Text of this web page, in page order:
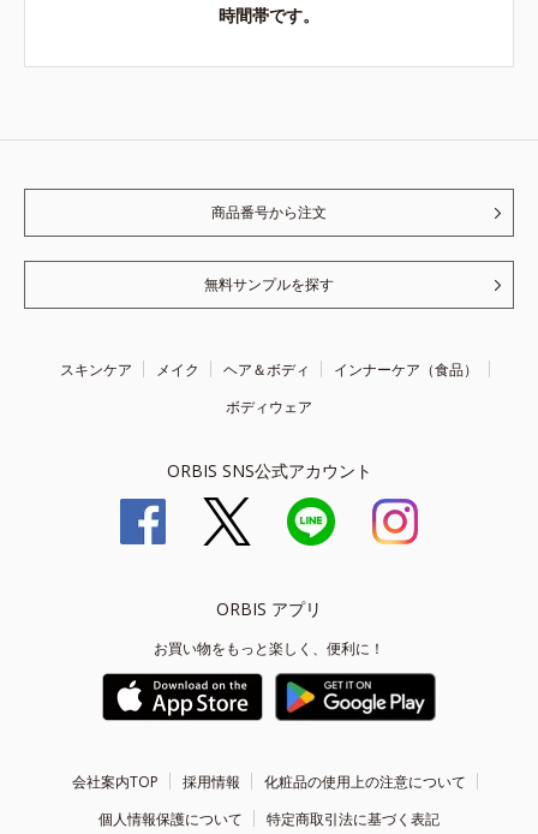
時間帯です。
商品番号から注文
無料サンプルを探す
スキンケア メイク ヘア＆ボディ
インナーケア（食品）
ボディウェア
ORBIS SNS公式アカウント
ORBIS アプリ
お買い物をもっと楽しく、便利に！
会社案内TOP 採用情報
化粧品の使用上の注意について
個人情報保護について
特定商取引法に基づく表記